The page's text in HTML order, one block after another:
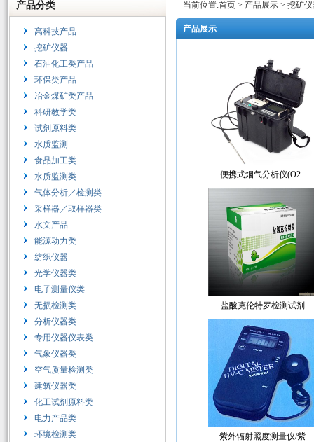
产品分类
高科技产品
挖矿仪器
石油化工类产品
环保类产品
冶金煤矿类产品
科研教学类
试剂原料类
水质监测
食品加工类
水质监测类
气体分析／检测类
采样器／取样器类
水文产品
能源动力类
纺织仪器
光学仪器类
电子测量仪类
无损检测类
分析仪器类
专用仪器仪表类
气象仪器类
空气质量检测类
建筑仪器类
化工试剂原料类
电力产品类
环境检测类
当前位置:首页 > 产品展示 > 挖矿
产品展示
便携式烟气分析仪(O2+
盐酸克伦特罗检测试剂
紫外辐射照度测量仪/紫